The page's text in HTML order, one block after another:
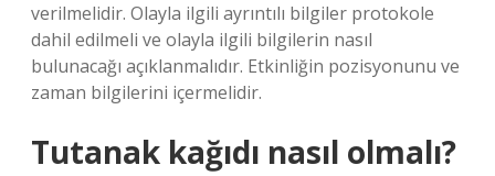
verilmelidir. Olayla ilgili ayrıntılı bilgiler protokole
dahil edilmeli ve olayla ilgili bilgilerin nasıl
bulunacağı açıklanmalıdır. Etkinliğin pozisyonunu ve
zaman bilgilerini içermelidir.
Tutanak kağıdı nasıl olmalı?